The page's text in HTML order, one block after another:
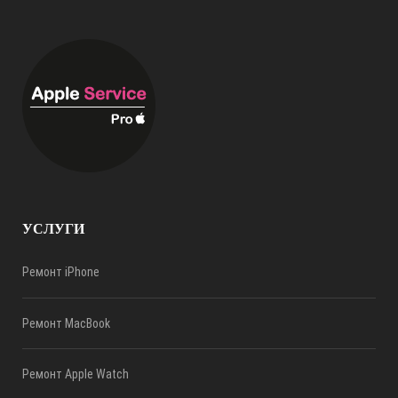
УСЛУГИ
Ремонт iPhone
Ремонт MacBook
Ремонт Apple Watch